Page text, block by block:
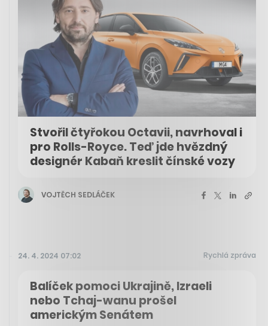
Stvořil čtyřokou Octavii, navrhoval i
pro Rolls-Royce. Teď jde hvězdný
designér Kabaň kreslit čínské vozy
VOJTĚCH SEDLÁČEK
24. 4. 2024 07:02 Rychlá zpráva
Balíček pomoci Ukrajině, Izraeli
nebo Tchaj-wanu prošel
americkým Senátem